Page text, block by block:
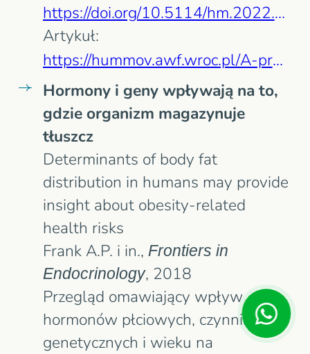
https://doi.org/10.5114/hm.2022.110373
Artykuł:
https://hummov.awf.wroc.pl/A-proposed-model-to-test-the-hypothesis-of-exercise-induced-localized-fat-reduction%2C143162%2C0%2C2.html
Hormony i geny wpływają na to,
gdzie organizm magazynuje
tłuszcz
Determinants of body fat
distribution in humans may provide
insight about obesity-related
health risks
Frank A.P. i in., Frontiers in
Endocrinology, 2018
Przegląd omawiający wpływ
hormonów płciowych, czynników
genetycznych i wieku na